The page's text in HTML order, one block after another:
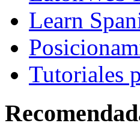
Learn
Tutoriales